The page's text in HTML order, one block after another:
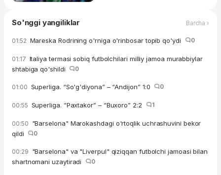
So'nggi yangiliklar Barcha ›
01:52 Mareska Rodrining o'rniga o'rinbosar topib qo'ydi 0
01:17 Italiya termasi sobiq futbolchilari milliy jamoa murabbiylar
shtabiga qo'shildi
0
01:00 Superliga. “So'g'diyona” – “Andijon” 1:0 0
00:55 Superliga. “Paxtakor” – “Buxoro” 2:2 1
00:50 "Barselona" Marokashdagi o'rtoqlik uchrashuvini bekor
qildi
0
00:29 "Barselona" va "Liverpul" qiziqqan futbolchi jamoasi bilan
shartnomani uzaytiradi
0